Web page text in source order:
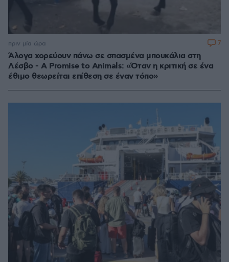
Άλογα χορεύουν πάνω σε σπασμένα μπουκάλια στη
Λέσβο - A Promise to Animals: «Όταν η κριτική σε ένα
έθιμο θεωρείται επίθεση σε έναν τόπο»
πριν μία ώρα 7